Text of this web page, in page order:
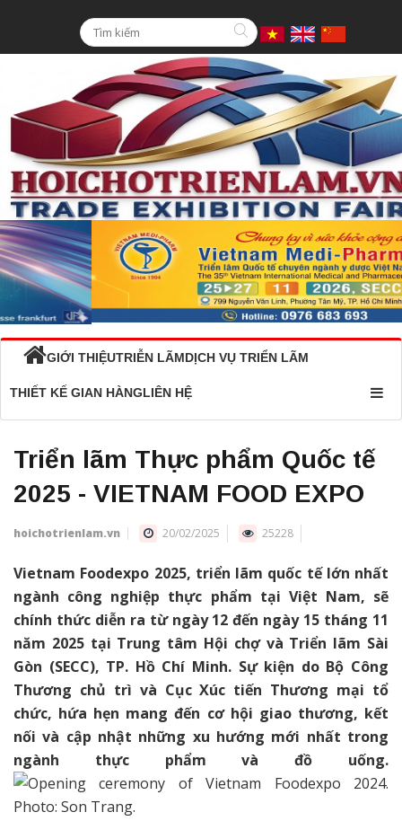
GIỚI THIỆUTRIỄN LÃMDỊCH VỤ TRIỂN LÃM
THIẾT KẾ GIAN HÀNGLIÊN HỆ
Triển lãm Thực phẩm Quốc tế
2025 - VIETNAM FOOD EXPO
hoichotrienlam.vn 20/02/2025 25228
Vietnam Foodexpo 2025, triển lãm quốc tế lớn nhất
ngành công nghiệp thực phẩm tại Việt Nam, sẽ
chính thức diễn ra từ ngày 12 đến ngày 15 tháng 11
năm 2025 tại Trung tâm Hội chợ và Triển lãm Sài
Gòn (SECC), TP. Hồ Chí Minh. Sự kiện do Bộ Công
Thương chủ trì và Cục Xúc tiến Thương mại tổ
chức, hứa hẹn mang đến cơ hội giao thương, kết
nối và cập nhật những xu hướng mới nhất trong
ngành thực phẩm và đồ uống.